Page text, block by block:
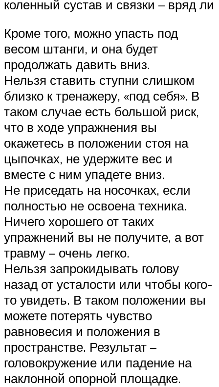
коленный сустав и связки – вряд ли
Кроме того, можно упасть под
весом штанги, и она будет
продолжать давить вниз.
Нельзя ставить ступни слишком
близко к тренажеру, «под себя». В
таком случае есть большой риск,
что в ходе упражнения вы
окажетесь в положении стоя на
цыпочках, не удержите вес и
вместе с ним упадете вниз.
Не приседать на носочках, если
полностью не освоена техника.
Ничего хорошего от таких
упражнений вы не получите, а вот
травму – очень легко.
Нельзя запрокидывать голову
назад от усталости или чтобы кого-
то увидеть. В таком положении вы
можете потерять чувство
равновесия и положения в
пространстве. Результат –
головокружение или падение на
наклонной опорной площадке.